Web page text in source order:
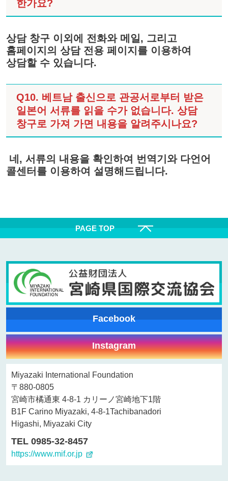
한가요?
상담 창구 이외에 전화와 메일, 그리고
홈페이지의 상담 전용 페이지를 이용하여
상담할 수 있습니다.
Q10. 베트남 출신으로 관공서로부터 받은
일본어 서류를 읽을 수가 없습니다. 상담
창구로 가져 가면 내용을 알려주시나요?
네, 서류의 내용을 확인하여 번역기와 다언어
콜센터를 이용하여 설명해드립니다.
PAGE TOP
Facebook
Instagram
Miyazaki International Foundation
〒880-0805
宮崎市橘通東 4-8-1 カリーノ宮崎地下1階
B1F Carino Miyazaki, 4-8-1Tachibanadori
Higashi, Miyazaki City
TEL 0985-32-8457
https://www.mif.or.jp